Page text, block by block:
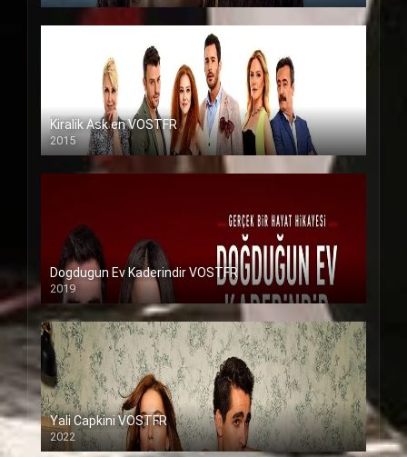
Kiralik Ask en VOSTFR
2015
Dogdugun Ev Kaderindir VOSTFR
2019
Yali Capkini VOSTFR
2022